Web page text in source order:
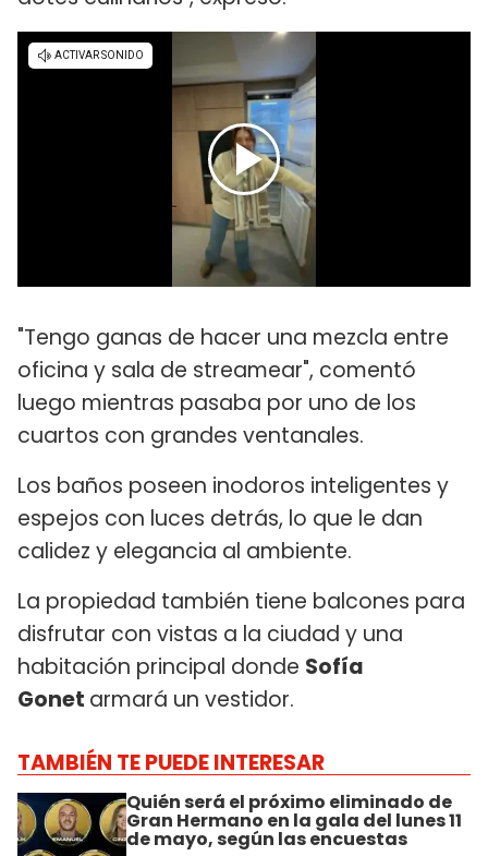
"Tengo ganas de hacer una mezcla entre
oficina y sala de streamear", comentó
luego mientras pasaba por uno de los
cuartos con grandes ventanales.
Los baños poseen inodoros inteligentes y
espejos con luces detrás, lo que le dan
calidez y elegancia al ambiente.
La propiedad también tiene balcones para
disfrutar con vistas a la ciudad y una
habitación principal donde Sofía
Gonet armará un vestidor.
TAMBIÉN TE PUEDE INTERESAR
Quién será el próximo eliminado de
Gran Hermano en la gala del lunes 11
de mayo, según las encuestas